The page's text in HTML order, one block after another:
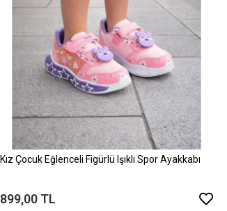
Kız Çocuk Eğlenceli Figürlü Işıklı Spor Ayakkabı
899,00 TL